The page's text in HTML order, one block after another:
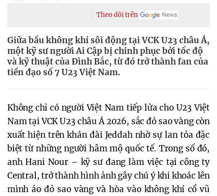
Theo dõi trên
Giữa bầu không khí sôi động tại VCK U23 châu Á,
một kỹ sư người Ai Cập bị chinh phục bởi tốc độ
và kỹ thuật của Đình Bắc, từ đó trở thành fan của
tiền đạo số 7 U23 Việt Nam.
Không chỉ có người Việt Nam tiếp lửa cho U23 Việt
Nam tại VCK U23 châu Á 2026, sắc đỏ sao vàng còn
xuất hiện trên khán đài Jeddah nhờ sự lan tỏa đặc
biệt từ những người hâm mộ quốc tế. Trong số đó,
anh Hani Nour – kỹ sư đang làm việc tại công ty
Central, trở thành hình ảnh gây chú ý khi khoác lên
mình áo đỏ sao vàng và hòa vào không khí cổ vũ